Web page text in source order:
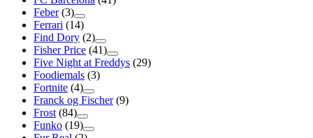
Feber (3)
Ferrari (14)
Find Dory (2)
Fisher Price (41)
Five Night at Freddys (29)
Foodiemals (3)
Fortnite (4)
Franck og Fischer (9)
Frost (84)
Funko (19)